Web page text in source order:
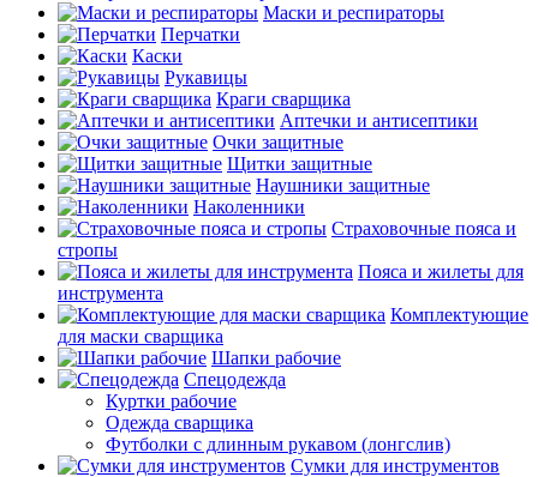
Маски и респираторы
Перчатки
Каски
Рукавицы
Краги сварщика
Аптечки и антисептики
Очки защитные
Щитки защитные
Наушники защитные
Наколенники
Страховочные пояса и
стропы
Пояса и жилеты для
инструмента
Комплектующие
для маски сварщика
Шапки рабочие
Спецодежда
Куртки рабочие
Одежда сварщика
Футболки с длинным рукавом (лонгслив)
Сумки для инструментов